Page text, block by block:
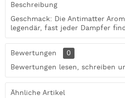
Beschreibung
Geschmack: Die Antimatter
legendär, fast jeder Dampfer
Bewertungen
0
Bewertungen lesen, schreiben
Ähnliche Artikel